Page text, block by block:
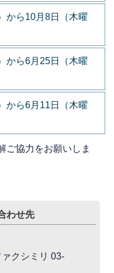
から10月8日（木曜
から6月25日（木曜
から6月11日（木曜
ご協力をお願いしま
わせ先
クシミリ 03-